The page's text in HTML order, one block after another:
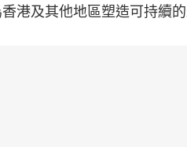
港及其他地區塑造可持續的